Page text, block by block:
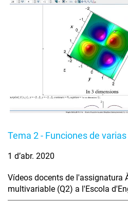
Tema 2 - Funciones de
1 d’abr. 2020
Vídeos docents de l'assignatura
multivariable (Q2) a l'Escola